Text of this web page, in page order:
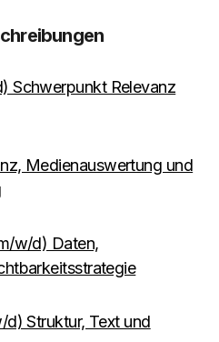
Schwerpunkt Relevanz
Medienauswertung und
w/d) Daten,
Struktur, Text und